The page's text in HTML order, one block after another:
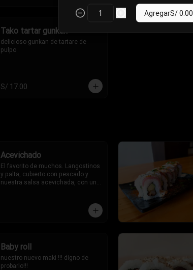
Tako tartar gunkan
delicioso gunkan de tartare de
pulpo
S/ 17.00
Acevichado
El favorito de muchos. Langostinos
y palta, cubierto con pescado y
nuestra salsa acevichada, con un
Baby roll
nuestro nuevo maki !!! digno de
probarlo!!!
AgregarS/ 0.00